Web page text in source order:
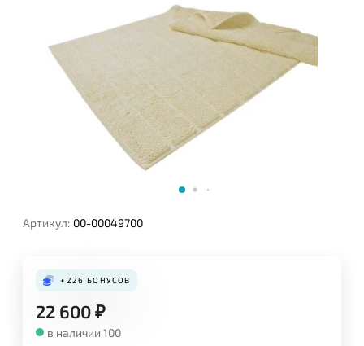
Артикул: 00-00049700
+226 БОНУСОВ
22 600₽
в наличии 100